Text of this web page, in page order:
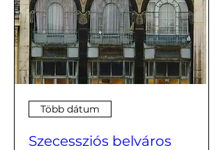
Több dátum
Szecessziós belváros